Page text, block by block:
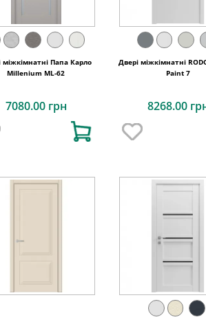
міжкімнатні Папа Карло
Millenium ML-62
7080.00 грн
Двері міжкімнатні RODOS
Paint 7
8268.00